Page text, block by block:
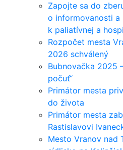
Zapojte sa do
o informovanosti
k paliatívnej a
Rozpočet mesta
2026 schválený
Bubnovačka 2025
počuť“
Primátor mesta
do života
Primátor mesta
Rastislavovi
Mesto Vranov nad